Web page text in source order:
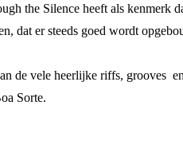
the Silence heeft als kenmerk
dat er steeds goed wordt
de vele heerlijke riffs, grooves
Sorte.